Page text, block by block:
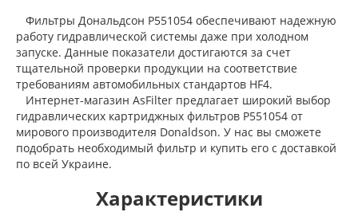
Фильтры Дональдсон P551054 обеспечивают надежную
работу гидравлической системы даже при холодном
запуске. Данные показатели достигаются за счет
тщательной проверки продукции на соответствие
требованиям автомобильных стандартов HF4.
Интернет-магазин AsFilter предлагает широкий выбор
гидравлических картриджных фильтров P551054 от
мирового производителя Donaldson. У нас вы сможете
подобрать необходимый фильтр и купить его с доставкой
по всей Украине.
Характеристики